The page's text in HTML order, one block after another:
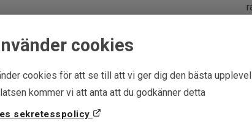
cookies
cookies för att se till att vi ger dig den bästa
kommer vi att anta att du godkänner detta
sekretesspolicy